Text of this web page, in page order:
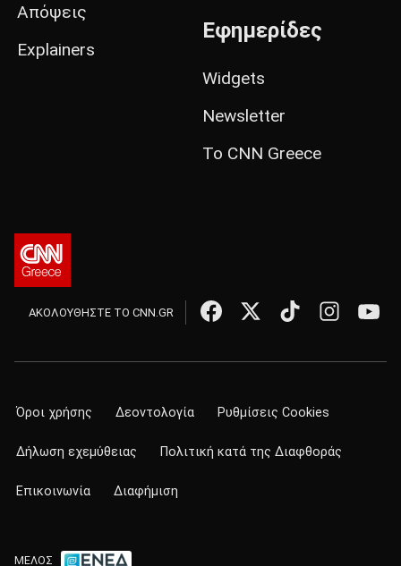
Απόψεις
Explainers
Εφημερίδες
Widgets
Newsletter
Το CNN Greece
ΑΚΟΛΟΥΘΗΣΤΕ ΤΟ CNN.GR
Όροι χρήσης Δεοντολογία Ρυθμίσεις Cookies
Δήλωση εχεμύθειας Πολιτική κατά της Διαφθοράς
Επικοινωνία Διαφήμιση
ΜΕΛΟΣ